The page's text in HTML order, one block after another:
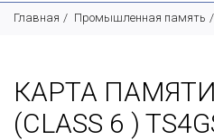
Главная Промышленная память
КАРТА ПАМЯТИ
(CLASS 6 )